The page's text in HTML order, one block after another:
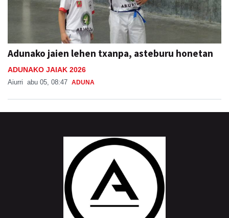
Adunako jaien lehen txanpa, asteburu honetan
ADUNAKO JAIAK 2026
Aiurri abu 05, 08:47 ADUNA